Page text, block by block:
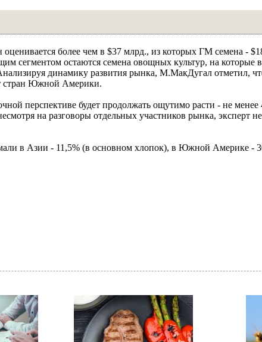
более чем в $37 млрд., из которых ГМ семена -
сегментом остаются семена овощных культур, на которые
динамику развития рынка, М.МакДугал отметил,
стран Южной Америки.
перспективе будет продолжать ощутимо расти - не менее
на разговоры отдельных участников рынка, эксперт
в Азии - 11,5% (в основном хлопок), в Южной Америке -